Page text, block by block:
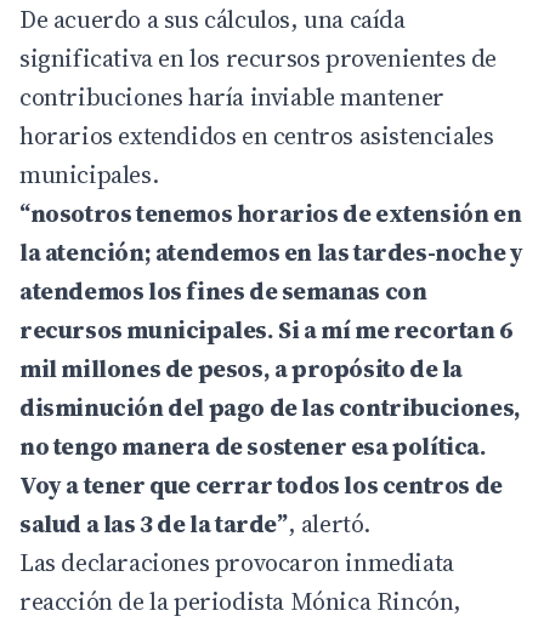
De acuerdo a sus cálculos, una caída
significativa en los recursos provenientes de
contribuciones haría inviable mantener
horarios extendidos en centros asistenciales
municipales.
“nosotros tenemos horarios de extensión en
la atención; atendemos en las tardes-noche y
atendemos los fines de semanas con
recursos municipales. Si a mí me recortan 6
mil millones de pesos, a propósito de la
disminución del pago de las contribuciones,
no tengo manera de sostener esa política.
Voy a tener que cerrar todos los centros de
salud a las 3 de la tarde”, alertó.
Las declaraciones provocaron inmediata
reacción de la periodista Mónica Rincón,